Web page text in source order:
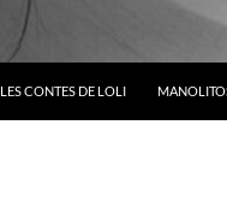
LES CONTES DE LOLI